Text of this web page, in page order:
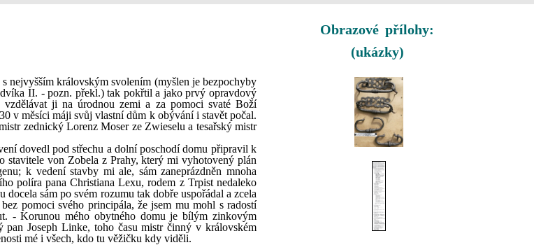
nejvyšším královským svolením (myšlen je bezpochyby
II. - pozn. překl.) tak pokřtil a jako prvý opravdový
ji na úrodnou zemi a za pomoci svaté Boží
v měsíci máji svůj vlastní dům k obývání i stavět počal.
zednický Lorenz Moser ze Zwieselu a tesařský mistr
dovedl pod střechu a dolní poschodí domu připravil k
von Zobela z Prahy, který mi vyhotovený plán
k vedení stavby mi ale, sám zaneprázdněn mnoha
políra pana Christiana Lexu, rodem z Trpist nedaleko
sám po svém rozumu tak dobře uspořádal a zcela
pomoci svého principála, že jsem mu mohl s radostí
- Korunou mého obytného domu je bílým zinkovým
Joseph Linke, toho času mistr činný v královském
mé i všech, kdo tu věžičku kdy viděli.
Obrazové přílohy:
(ukázky)